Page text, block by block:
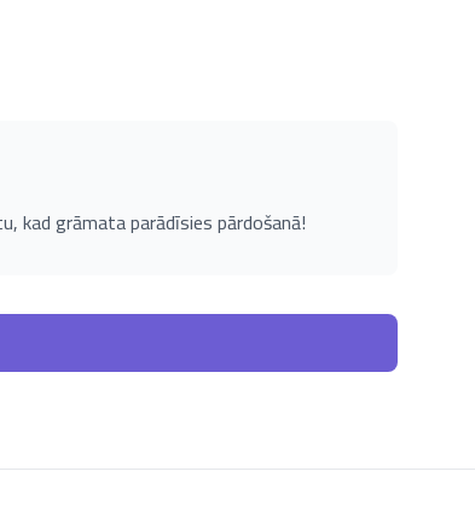
kad grāmata parādīsies pārdošanā!